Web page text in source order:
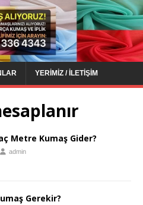
YERIMIZ / İLETIŞIM
Metre Kumaş Gider?
admin
Gerekir?